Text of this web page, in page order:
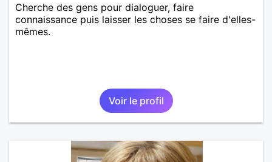
Cherche des gens pour dialoguer, faire
connaissance puis laisser les choses se faire d'elles-
mêmes.
Voir le profil